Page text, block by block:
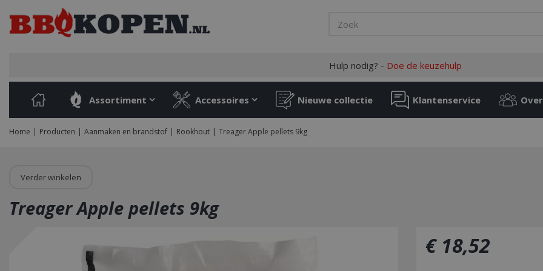
naar
content
Home Producten Aanmaken en brandstof Rookhout Treager Apple pellets 9kg
Hulp nodig? - Doe de keuzehulp
Assortiment Accessoires Nieuwe collectie Klantenservice
Verder winkelen
Treager Apple pellets 9kg
€ 18,52